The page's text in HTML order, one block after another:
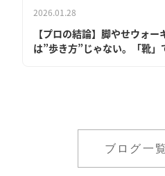
2026.01.28
【プロの結論】脚やせウォ
は”歩き方”じゃない。「靴」
ブログ一